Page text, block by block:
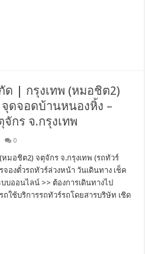
ด | กรุงเทพ (หมอชิต2)
ดจอดบ้านหนองหิ้ง –
กร จ.กรุงเทพ
0
มอชิต2) จตุจักร จ.กรุงเทพ (รถทัวร์
จองตั๋วรถทัวร์ล่วงหน้า วันเดินทาง เช็ค
บออนไลน์ >> ต้องการเดินทางไป
ใช้บริการรถทัวร์รถโดยสารบริษัท เชิด